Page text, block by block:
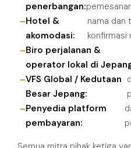
penerbangan:
Hotel &
akomodasi:
nama dan
konfirmasi
Biro perjalanan &
operator lokal di
VFS Global / Kedutaan
Besar Jepang:
Penyedia platform
pembayaran: